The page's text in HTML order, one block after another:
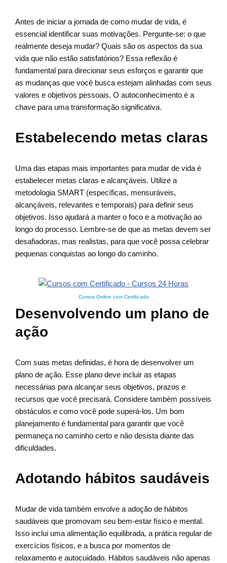
Antes de iniciar a jornada de como mudar de vida, é
essencial identificar suas motivações. Pergunte-se: o que
realmente deseja mudar? Quais são os aspectos da sua
vida que não estão satisfatórios? Essa reflexão é
fundamental para direcionar seus esforços e garantir que
as mudanças que você busca estejam alinhadas com seus
valores e objetivos pessoais. O autoconhecimento é a
chave para uma transformação significativa.
Estabelecendo metas claras
Uma das etapas mais importantes para mudar de vida é
estabelecer metas claras e alcançáveis. Utilize a
metodologia SMART (específicas, mensuráveis,
alcançáveis, relevantes e temporais) para definir seus
objetivos. Isso ajudará a manter o foco e a motivação ao
longo do processo. Lembre-se de que as metas devem ser
desafiadoras, mas realistas, para que você possa celebrar
pequenas conquistas ao longo do caminho.
Cursos Online com Certificado
Desenvolvendo um plano de
ação
Com suas metas definidas, é hora de desenvolver um
plano de ação. Esse plano deve incluir as etapas
necessárias para alcançar seus objetivos, prazos e
recursos que você precisará. Considere também possíveis
obstáculos e como você pode superá-los. Um bom
planejamento é fundamental para garantir que você
permaneça no caminho certo e não desista diante das
dificuldades.
Adotando hábitos saudáveis
Mudar de vida também envolve a adoção de hábitos
saudáveis que promovam seu bem-estar físico e mental.
Isso inclui uma alimentação equilibrada, a prática regular de
exercícios físicos, e a busca por momentos de
relaxamento e autocuidado. Hábitos saudáveis não apenas